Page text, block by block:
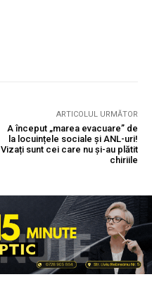
ARTICOLUL URMĂTOR
A început „marea evacuare” de
la locuințele sociale și ANL-uri!
Vizați sunt cei care nu și-au plătit
chiriile